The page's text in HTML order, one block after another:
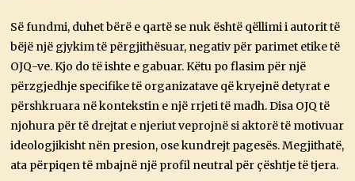
Së fundmi, duhet bërë e qartë se nuk është qëllimi i autorit të
bëjë një gjykim të përgjithësuar, negativ për parimet etike të
OJQ-ve. Kjo do të ishte e gabuar. Këtu po flasim për një
përzgjedhje specifike të organizatave që kryejnë detyrat e
përshkruara në kontekstin e një rrjeti të madh. Disa OJQ të
njohura për të drejtat e njeriut veprojnë si aktorë të motivuar
ideologjikisht nën presion, ose kundrejt pagesës. Megjithatë,
ata përpiqen të mbajnë një profil neutral për çështje të tjera.